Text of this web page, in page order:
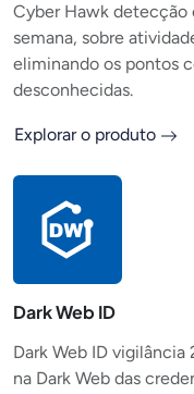
Cyber Hawk detecção
semana, sobre
eliminando os pontos
desconhecidas.
Explorar o produto
Dark Web ID
Dark Web ID vigilância
na Dark Web das